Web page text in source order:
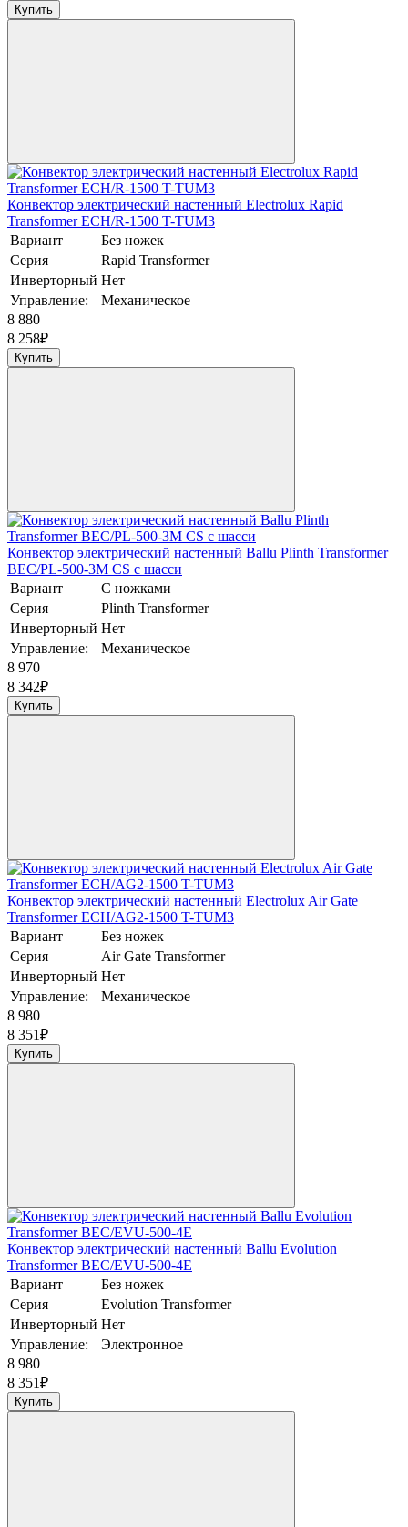
Купить
Конвектор электрический настенный Electrolux Rapid
Transformer ECH/R-1500 T-TUM3
Вариант
Без ножек
Серия
Rapid Transformer
Инверторный Нет
Управление:
Механическое
8 880
8 258₽
Купить
Конвектор электрический настенный Ballu Plinth Transformer
BEC/PL-500-3M CS с шасси
Вариант
С ножками
Серия
Plinth Transformer
Инверторный Нет
Управление:
Механическое
8 970
8 342₽
Купить
Конвектор электрический настенный Electrolux Air Gate
Transformer ECH/AG2-1500 T-TUM3
Вариант
Без ножек
Серия
Air Gate Transformer
Инверторный Нет
Управление:
Механическое
8 980
8 351₽
Купить
Конвектор электрический настенный Ballu Evolution
Transformer BEC/EVU-500-4E
Вариант
Без ножек
Серия
Evolution Transformer
Инверторный Нет
Управление:
Электронное
8 980
8 351₽
Купить